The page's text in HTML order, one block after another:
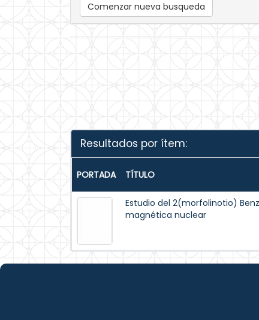
Comenzar nueva busqueda
Resultados por ítem:
PORTADA TÍTULO
Estudio del 2(morfolinotio)
magnética nuclear